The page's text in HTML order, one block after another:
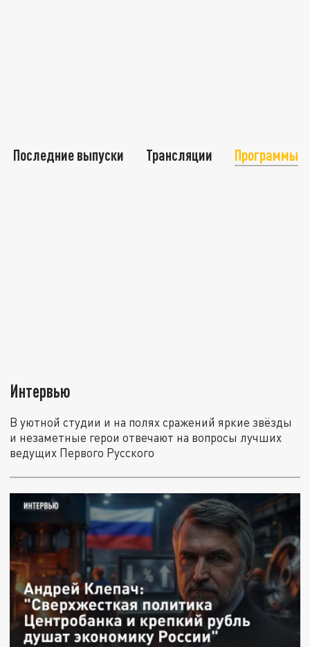
Последние выпуски Трансляции Программы
Интервью
В уютной студии и на полях сражений яркие звёзды
и незаметные герои отвечают на вопросы лучших
ведущих Первого Русского